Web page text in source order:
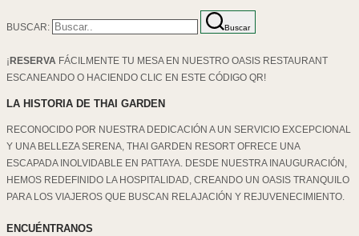
BUSCAR: Buscar
¡ RESERVA FÁCILMENTE TU MESA EN NUESTRO OASIS RESTAURANT
ESCANEANDO O HACIENDO CLIC EN ESTE CÓDIGO QR!
LA HISTORIA DE THAI GARDEN
RECONOCIDO POR NUESTRA DEDICACIÓN A UN SERVICIO EXCEPCIONAL
Y UNA BELLEZA SERENA, THAI GARDEN RESORT OFRECE UNA
ESCAPADA INOLVIDABLE EN PATTAYA. DESDE NUESTRA INAUGURACIÓN,
HEMOS REDEFINIDO LA HOSPITALIDAD, CREANDO UN OASIS TRANQUILO
PARA LOS VIAJEROS QUE BUSCAN RELAJACIÓN Y REJUVENECIMIENTO.
ENCUÉNTRANOS